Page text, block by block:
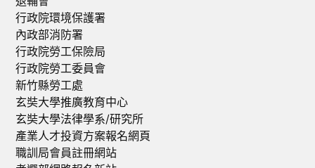
行政院環境保護署
內政部消防署
行政院勞工保險局
行政院勞工委員會
新竹縣勞工處
玄奘大學推廣教育中心
玄奘大學法律學系/研究所
產業人才投資方案報名網頁
職訓局會員註冊網站